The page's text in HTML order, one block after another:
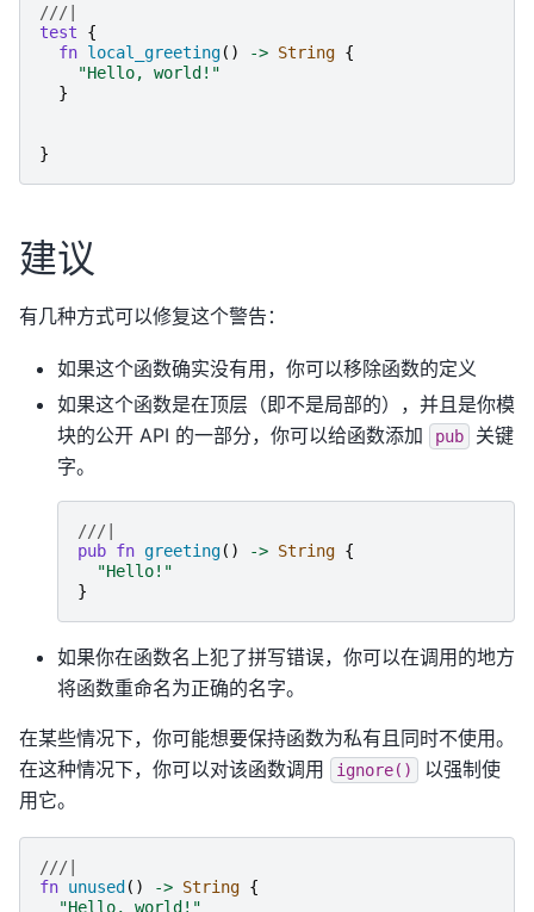
///|
test
{
fn local_greeting() -> String {
"Hello, world! "
}
}
建议
有几种方式可以修复这个警告：
如果这个函数确实没有用，你可以移除函数的定义
如果这个函数是在顶层（即不是局部的），并且是你模
块的公开 API 的一部分，你可以给函数添加
pub
关键
字。
///|
pub fn greeting() -> String {
"Hello! "
}
如果你在函数名上犯了拼写错误，你可以在调用的地方
将函数重命名为正确的名字。
在某些情况下，你可能想要保持函数为私有且同时不使用。
在这种情况下，你可以对该函数调用
ignore()
以强制使
用它。
///|
fn unused () -> String {
"Hello, world! "